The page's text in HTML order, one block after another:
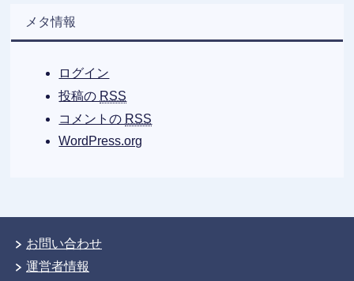
メタ情報
ログイン
投稿の RSS
コメントの RSS
WordPress.org
お問い合わせ
運営者情報